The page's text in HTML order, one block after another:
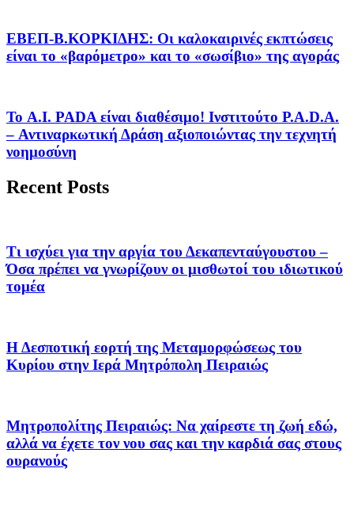
EΒΕΠ-Β.ΚΟΡΚΙΔΗΣ: Οι καλοκαιρινές εκπτώσεις
είναι το «βαρόμετρο» και το «σωσίβιο» της αγοράς
Το A.I. PADA είναι διαθέσιμο! Ινστιτούτο P.A.D.A.
– Αντιναρκωτική Δράση αξιοποιώντας την τεχνητή
νοημοσύνη
Recent Posts
Τι ισχύει για την αργία του Δεκαπενταύγουστου –
Όσα πρέπει να γνωρίζουν οι μισθωτοί του ιδιωτικού
τομέα
Η Δεσποτική εορτή της Μεταμορφώσεως του
Κυρίου στην Ιερά Μητρόπολη Πειραιώς
Μητροπολίτης Πειραιώς: Να χαίρεστε τη ζωή εδώ,
αλλά να έχετε τον νου σας και την καρδιά σας στους
ουρανούς